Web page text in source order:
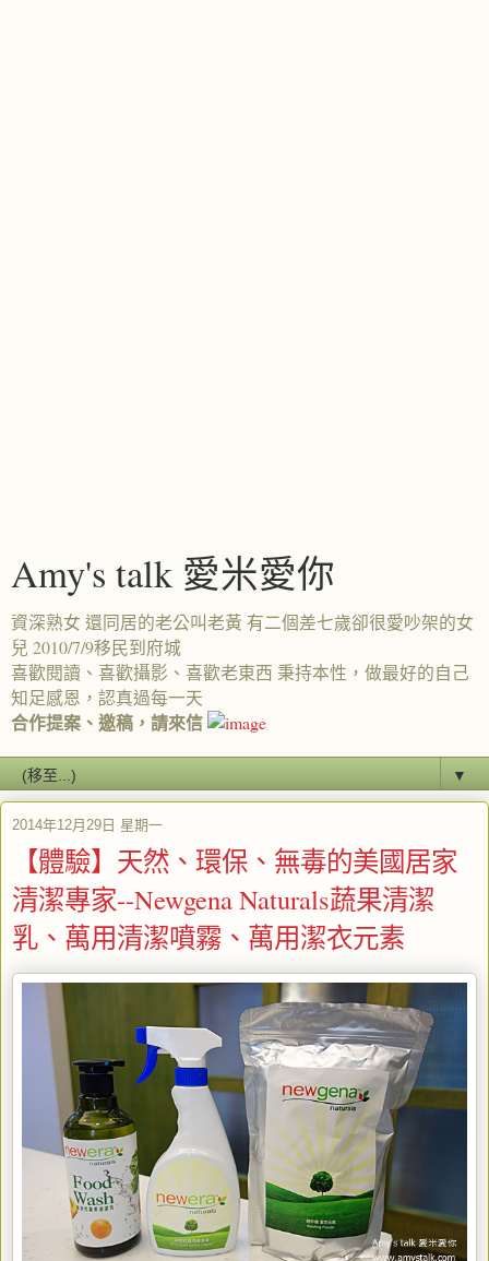
Amy's talk 愛米愛你
資深熟女 還同居的老公叫老黃 有二個差七歲卻很愛吵架的女
兒 2010/7/9移民到府城
喜歡閱讀、喜歡攝影、喜歡老東西 秉持本性，做最好的自己
知足感恩，認真過每一天
合作提案、邀稿，請來信
▼
2014年12月29日 星期一
【體驗】天然、環保、無毒的美國居家
清潔專家--Newgena Naturals蔬果清潔
乳、萬用清潔噴霧、萬用潔衣元素